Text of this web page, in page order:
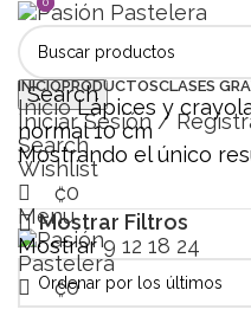
Search
Iniciar Sesión /
Search
Wishlist
0
₡0
Menu
0
₡0
INICIOPRODUCTOSCLASES
InicioLápices y
normal 10 cm
Mostrando el único
Mostrar Filtros
Mostrar9 12 18 24